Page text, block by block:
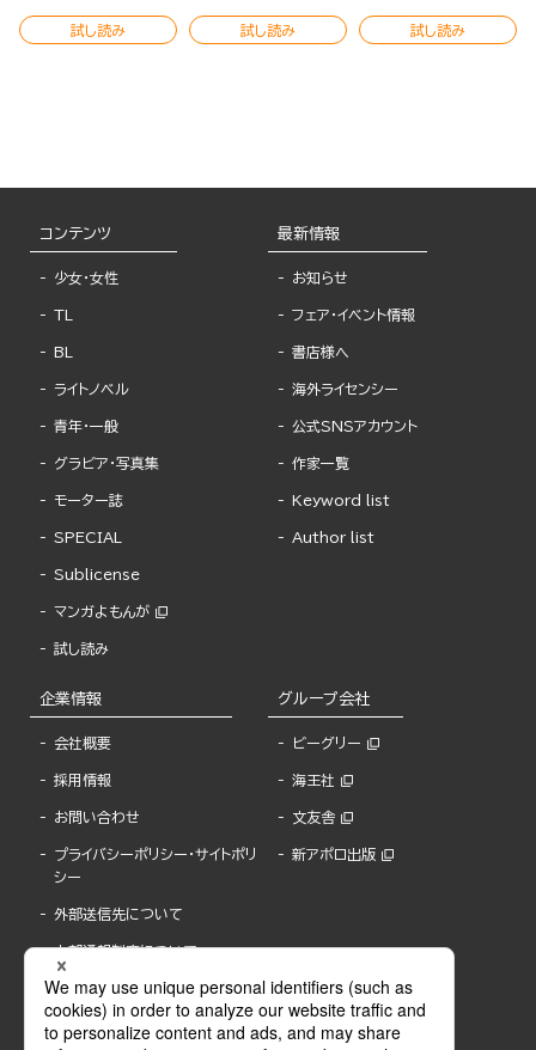
試し読み 試し読み 試し読み
コンテンツ
少女・女性
TL
BL
ライトノベル
青年・一般
グラビア・写真集
モーター誌
SPECIAL
Sublicense
マンガよもんが
試し読み
最新情報
お知らせ
フェア・イベント情報
書店様へ
海外ライセンシー
公式SNSアカウント
作家一覧
Keyword list
Author list
企業情報
会社概要
採用情報
お問い合わせ
プライバシーポリシー・サイトポリ
シー
外部送信先について
内部通報制度について
グループ会社
ビーグリー
海王社
文友舎
新アポロ出版